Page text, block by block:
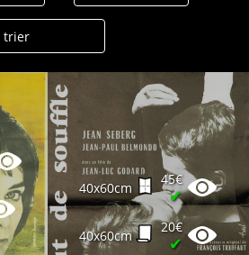
40x60cm
45€
✔
40x60cm
20€
✔